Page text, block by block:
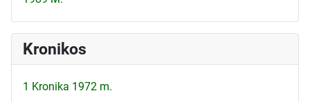
Kronikos
1 Kronika 1972 m.